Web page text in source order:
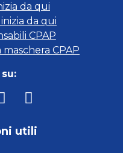
da qui
da qui
CPAP
CPAP
utili